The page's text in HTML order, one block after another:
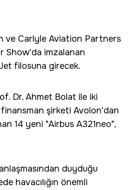
ve Carlyle Aviation Partners
Show'da imzalanan
filosuna girecek.
Dr. Ahmet Bolat ile iki
finansman şirketi Avolon'dan
14 yeni "Airbus A321neo",
duyduğu
havacılığın önemli